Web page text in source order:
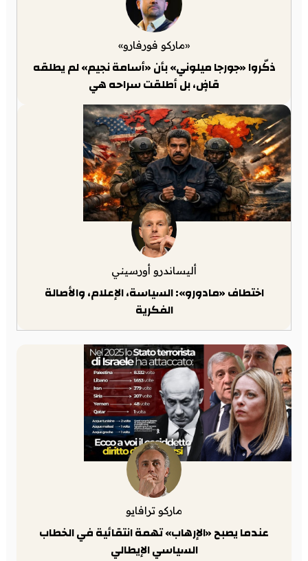
«ماركو فورفارو»
ذكّروا «جورجا ميلوني» بأن «أسامة نجيم» لم يطلقه
قاضٍ، بل أطلقت سراحه هي
أليساندرو أورسيني
اختطاف «مادورو»: السياسة، الإعلام، والأصالة
الفكرية
ماركو ترافايو
عندما يصبح «الإرهاب» تهمة انتقائية في الخطاب
السياسي الإيطالي